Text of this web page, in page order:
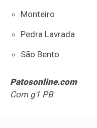
Monteiro
Pedra Lavrada
São Bento
Patosonline.com
Com g1 PB